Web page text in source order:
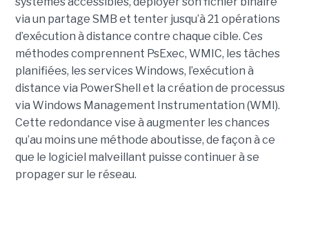
via un partage SMB et tenter jusqu’à 21 opérations
d’exécution à distance contre chaque cible. Ces
méthodes comprennent PsExec, WMIC, les tâches
planifiées, les services Windows, l’exécution à
distance via PowerShell et la création de processus
via Windows Management Instrumentation (WMI).
Cette redondance vise à augmenter les chances
qu’au moins une méthode aboutisse, de façon à ce
que le logiciel malveillant puisse continuer à se
propager sur le réseau.